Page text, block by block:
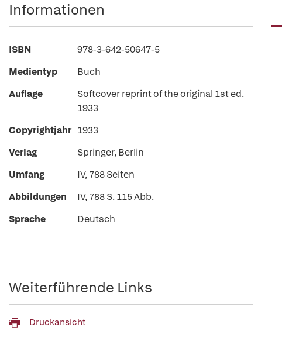
Informationen
ISBN
978-3-642-50647-5
Medientyp
Buch
Auflage
Softcover reprint of the original 1st ed.
1933
Copyrightjahr 1933
Verlag
Springer, Berlin
Umfang
IV, 788 Seiten
Abbildungen
IV, 788 S. 115 Abb.
Sprache
Deutsch
Weiterführende Links
Druckansicht